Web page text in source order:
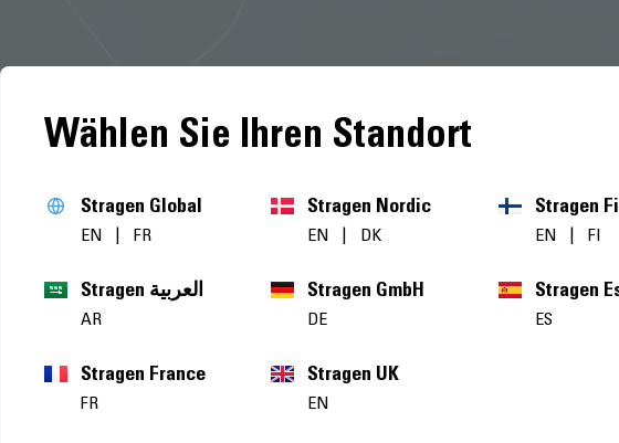
Wählen Sie Ihren Standort
Stragen Global
EN | FR
Stragen Nordic
EN | DK
Stragen
EN | FI
Stragen العربية
AR
Stragen GmbH
DE
Stragen
ES
Stragen France
FR
Stragen UK
EN